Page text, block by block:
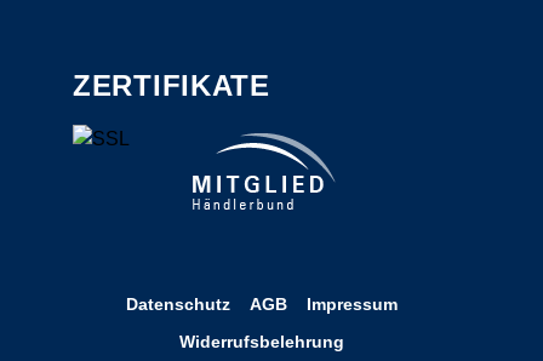
ZERTIFIKATE
Datenschutz AGB
Impressum
Widerrufsbelehrung